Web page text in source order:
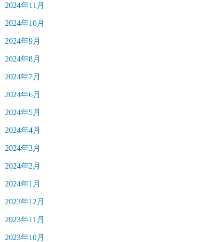
2024年11月
2024年10月
2024年9月
2024年8月
2024年7月
2024年6月
2024年5月
2024年4月
2024年3月
2024年2月
2024年1月
2023年12月
2023年11月
2023年10月